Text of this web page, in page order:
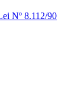
Nº 8.112/90